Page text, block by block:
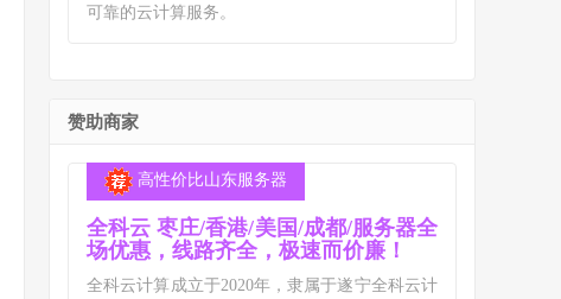
可靠的云计算服务。
赞助商家
高性价比山东服务器
全科云 枣庄/香港/美国/成都/服务器全
场优惠，线路齐全，极速而价廉！
全科云计算成立于2020年，隶属于遂宁全科云计